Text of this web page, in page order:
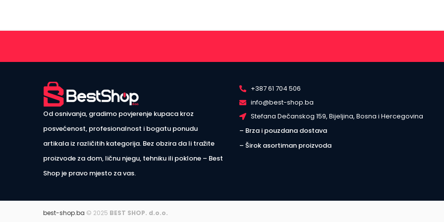
Od osnivanja, gradimo povjerenje kupaca kroz
posvećenost, profesionalnost i bogatu ponudu
artikala iz različitih kategorija. Bez obzira da li tražite
proizvode za dom, ličnu njegu, tehniku ili poklone – Best
Shop je pravo mjesto za vas.
+387 61 704 506
info@best-shop.ba
Stefana Dečanskog 159, Bijeljina, Bosna i Hercegovina
– Brza i pouzdana dostava
– Širok asortiman proizvoda
best-shop.ba © 2025 BEST SHOP. d.o.o.